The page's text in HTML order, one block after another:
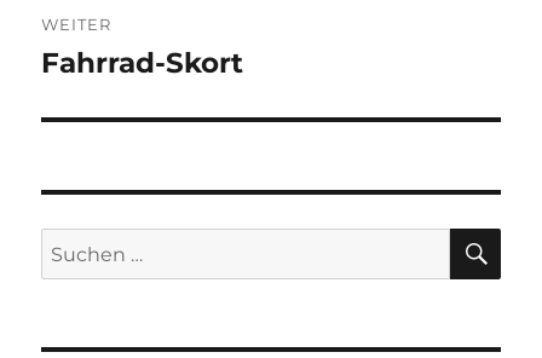
WEITER
Nächster
Fahrrad-Skort
Suchen
nach: